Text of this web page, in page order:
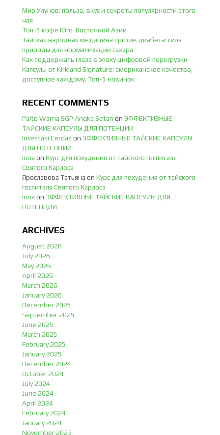
Мир Улунов: польза, вкус и секреты популярности этого
чая
Топ-5 кофе Юго-Восточной Азии
Тайская народная медицина против диабета: сила
природы для нормализации сахара
Как поддержать глаза в эпоху цифровой перегрузки
Капсулы от Kirkland Signature: американское качество,
доступное каждому. Топ-5 новинок
RECENT COMMENTS
Paito Warna SGP Angka Setan on ЭФФЕКТИВНЫЕ
ТАЙСКИЕ КАПСУЛЫ ДЛЯ ПОТЕНЦИИ
Investasi Cerdas on ЭФФЕКТИВНЫЕ ТАЙСКИЕ КАПСУЛЫ
ДЛЯ ПОТЕНЦИИ
Irina on Курс для похудения от тайского госпиталя
Святого Карлоса
Ярославова Татьяна on Курс для похудения от тайского
госпиталя Святого Карлоса
Irina on ЭФФЕКТИВНЫЕ ТАЙСКИЕ КАПСУЛЫ ДЛЯ
ПОТЕНЦИИ
ARCHIVES
August 2026
July 2026
May 2026
April 2026
March 2026
January 2026
December 2025
September 2025
June 2025
March 2025
February 2025
January 2025
December 2024
October 2024
July 2024
June 2024
April 2024
February 2024
January 2024
November 2023